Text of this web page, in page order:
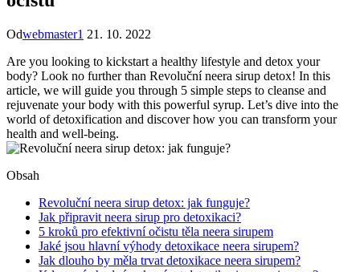
Odwebmaster1 21. 10. 2022
Are you looking to kickstart a healthy lifestyle and detox your
body? Look no further than Revoluční neera sirup detox! In this
article, we will guide you through 5 simple steps to cleanse and
rejuvenate your body with this powerful syrup. Let’s dive into the
world of detoxification and discover how you can transform your
health and well-being.
Obsah
Revoluční neera sirup detox: jak funguje?
Jak připravit neera sirup pro detoxikaci?
5 kroků pro efektivní očistu těla neera sirupem
Jaké jsou hlavní výhody detoxikace neera sirupem?
Jak dlouho by měla trvat detoxikace neera sirupem?